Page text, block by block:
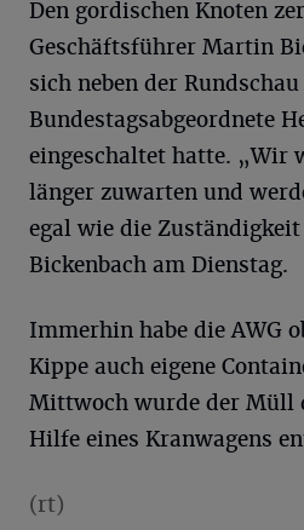
Den gordischen Knoten
Geschäftsführer Martin
sich neben der
Bundestagsabgeordnete
eingeschaltet hatte. „Wir
länger zuwarten und
egal wie die
Bickenbach am Dienstag.
Immerhin habe die AWG
Kippe auch eigene
Mittwoch wurde der Müll
Hilfe eines Kranwagens
(rt)